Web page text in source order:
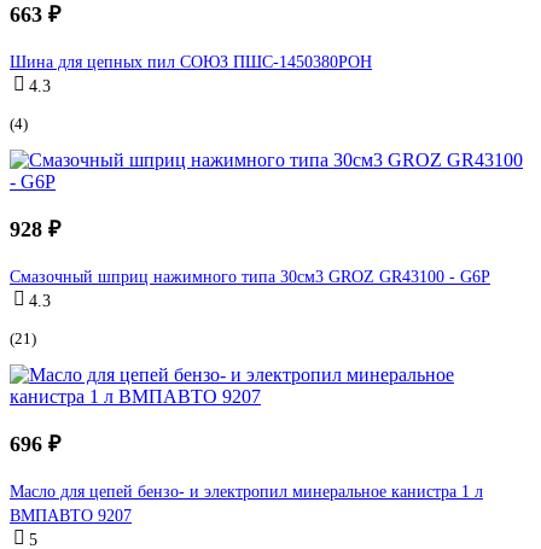
663 ₽
Шина для цепных пил СОЮЗ ПШС-1450380POH
4.3
(4)
928 ₽
Смазочный шприц нажимного типа 30см3 GROZ GR43100 - G6P
4.3
(21)
696 ₽
Масло для цепей бензо- и электропил минеральное канистра 1 л
ВМПАВТО 9207
5